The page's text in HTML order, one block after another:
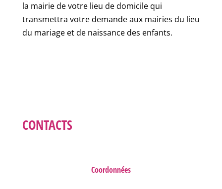
la mairie de votre lieu de domicile qui
transmettra votre demande aux mairies du lieu
du mariage et de naissance des enfants.
CONTACTS
Coordonnées